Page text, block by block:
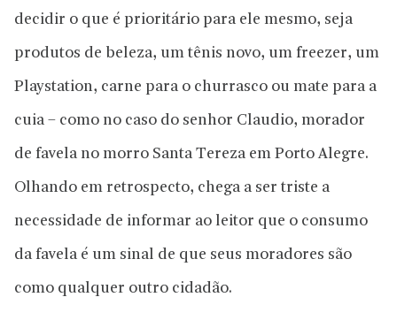
decidir o que é prioritário para ele mesmo, seja
produtos de beleza, um tênis novo, um freezer, um
Playstation, carne para o churrasco ou mate para a
cuia – como no caso do senhor Claudio, morador
de favela no morro Santa Tereza em Porto Alegre.
Olhando em retrospecto, chega a ser triste a
necessidade de informar ao leitor que o consumo
da favela é um sinal de que seus moradores são
como qualquer outro cidadão.